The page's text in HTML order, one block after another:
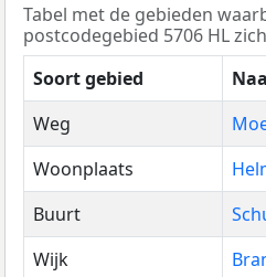
Tabel met de gebieden
postcodegebied 5706 HL
Soort gebied
Weg
Woonplaats
Buurt
Wijk